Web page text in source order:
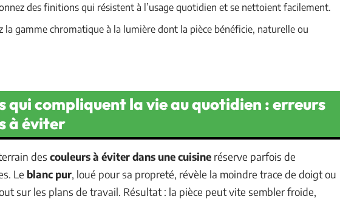
des finitions qui résistent à l’usage quotidien et se nettoient facilement.
la gamme chromatique à la lumière dont la pièce bénéficie, naturelle ou
qui compliquent la vie au quotidien : erreurs
à éviter
des couleurs à éviter dans une cuisine réserve parfois de
Le blanc pur, loué pour sa propreté, révèle la moindre trace de doigt ou
sur les plans de travail. Résultat : la pièce peut vite sembler froide,